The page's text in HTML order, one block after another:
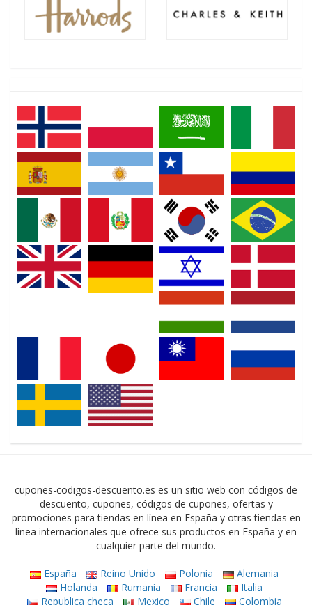
cupones-codigos-descuento.es es un sitio web con códigos de
descuento, cupones, códigos de cupones, ofertas y
promociones para tiendas en línea en España y otras tiendas en
línea internacionales que ofrece sus productos en España y en
cualquier parte del mundo.
España Reino Unido Polonia
Alemania
Holanda
Rumania Francia
Italia
Republica checa
Mexico Chile Colombia